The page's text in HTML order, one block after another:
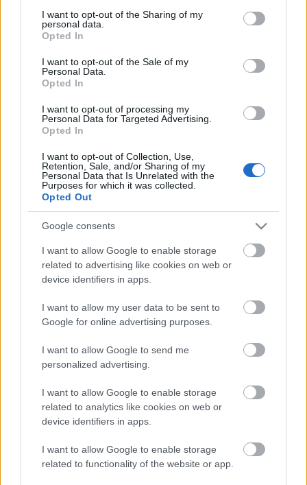
not limited to your visit or usage behaviour. You may click to
grant or deny consent to Google and its third-party tags to
use your data for below specified purposes in below Google
consent section.
I want to opt-out of the Sharing of my
personal data.
Opted In
I want to opt-out of the Sale of my
Personal Data.
Opted In
I want to opt-out of processing my
Personal Data for Targeted Advertising.
Opted In
I want to opt-out of Collection, Use,
Retention, Sale, and/or Sharing of my
Personal Data that Is Unrelated with the
Purposes for which it was collected.
Opted Out
Google consents
I want to allow Google to enable storage
related to advertising like cookies on web or
device identifiers in apps.
I want to allow my user data to be sent to
Google for online advertising purposes.
I want to allow Google to send me
personalized advertising.
I want to allow Google to enable storage
related to analytics like cookies on web or
device identifiers in apps.
I want to allow Google to enable storage
related to functionality of the website or app.
ευρώ για νέα βάση
παραγωγής ινσουλίνης
Η Sanofi ετοιμάζεται
για μελλοντικές
πανδημίες με
επένδυση 595 δισ.
Σιγκαπούρη
Sanofi: Κοντά σε deal
15 δισ. ευρώ για την
αμερικανική CD&R
Ο Anthony Aouad στο
Ανοδικά οι
ευρωαγορές με φόντο